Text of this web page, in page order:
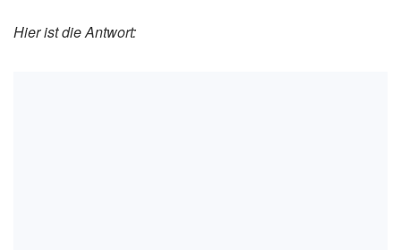
Hier ist die Antwort: